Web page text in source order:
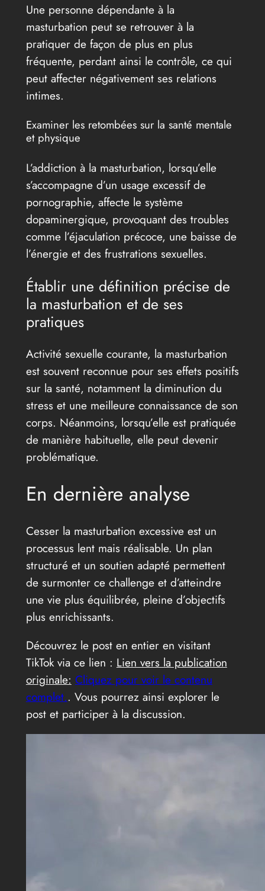
Une personne dépendante à la
masturbation peut se retrouver à la
pratiquer de façon de plus en plus
fréquente, perdant ainsi le contrôle, ce qui
peut affecter négativement ses relations
intimes.
Examiner les retombées sur la santé mentale
et physique
L’addiction à la masturbation, lorsqu’elle
s’accompagne d’un usage excessif de
pornographie, affecte le système
dopaminergique, provoquant des troubles
comme l’éjaculation précoce, une baisse de
l’énergie et des frustrations sexuelles.
Établir une définition précise de
la masturbation et de ses
pratiques
Activité sexuelle courante, la masturbation
est souvent reconnue pour ses effets positifs
sur la santé, notamment la diminution du
stress et une meilleure connaissance de son
corps. Néanmoins, lorsqu’elle est pratiquée
de manière habituelle, elle peut devenir
problématique.
En dernière analyse
Cesser la masturbation excessive est un
processus lent mais réalisable. Un plan
structuré et un soutien adapté permettent
de surmonter ce challenge et d’atteindre
une vie plus équilibrée, pleine d’objectifs
plus enrichissants.
Découvrez le post en entier en visitant
TikTok via ce lien : Lien vers la publication
originale: Cliquez pour voir le contenu
complet.. Vous pourrez ainsi explorer le
post et participer à la discussion.